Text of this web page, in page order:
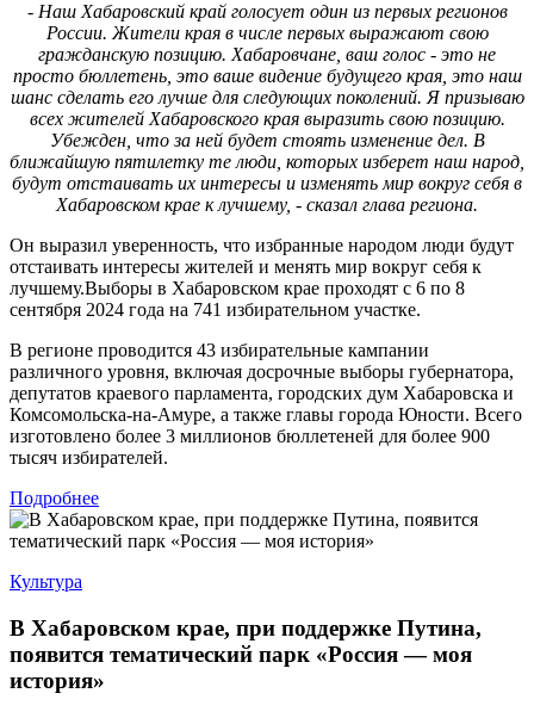
- Наш Хабаровский край голосует один из первых регионов
России. Жители края в числе первых выражают свою
гражданскую позицию. Хабаровчане, ваш голос - это не
просто бюллетень, это ваше видение будущего края, это наш
шанс сделать его лучше для следующих поколений. Я призываю
всех жителей Хабаровского края выразить свою позицию.
Убежден, что за ней будет стоять изменение дел. В
ближайшую пятилетку те люди, которых изберет наш народ,
будут отстаивать их интересы и изменять мир вокруг себя в
Хабаровском крае к лучшему, - сказал глава региона.
Он выразил уверенность, что избранные народом люди будут
отстаивать интересы жителей и менять мир вокруг себя к
лучшему.Выборы в Хабаровском крае проходят с 6 по 8
сентября 2024 года на 741 избирательном участке.
В регионе проводится 43 избирательные кампании
различного уровня, включая досрочные выборы губернатора,
депутатов краевого парламента, городских дум Хабаровска и
Комсомольска-на-Амуре, а также главы города Юности. Всего
изготовлено более 3 миллионов бюллетеней для более 900
тысяч избирателей.
Подробнее
Культура
В Хабаровском крае, при поддержке Путина,
появится тематический парк «Россия — моя
история»